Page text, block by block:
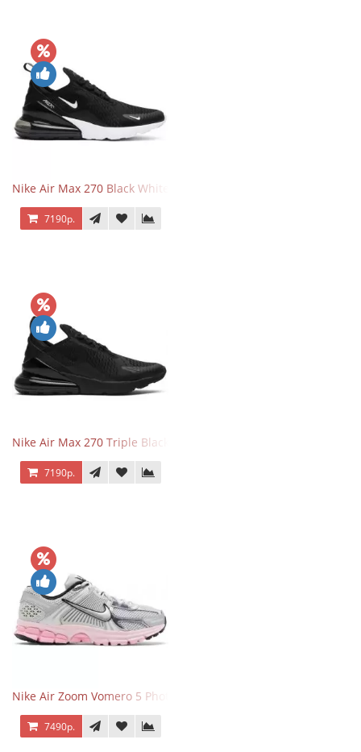
Nike Air Max 270 Black White
7190р.
Nike Air Max 270 Triple Black
7190р.
Nike Air Zoom Vomero 5 Photon Dust Pink Foam
7490р.